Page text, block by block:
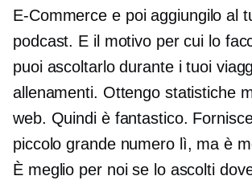
E-Commerce e poi aggiungilo al
podcast. E il motivo per cui lo
puoi ascoltarlo durante i tuoi
allenamenti. Ottengo statistiche
web. Quindi è fantastico.
piccolo grande numero lì, ma è
È meglio per noi se lo ascolti